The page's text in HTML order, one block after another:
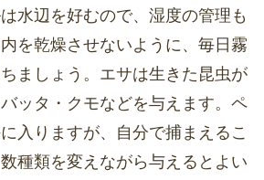
水辺を好むので、湿度の管理も
を乾燥させないように、毎日霧
ましょう。エサは生きた昆虫が
ッタ・クモなどを与えます。ペ
入りますが、自分で捕まえるこ
種類を変えながら与えるとよい